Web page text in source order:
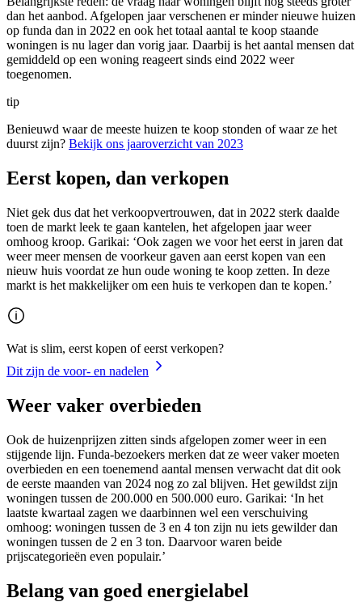
dan het aanbod. Afgelopen jaar verschenen er minder nieuwe huizen
op funda dan in 2022 en ook het totaal aantal te koop staande
woningen is nu lager dan vorig jaar. Daarbij is het aantal mensen dat
gemiddeld op een woning reageert sinds eind 2022 weer
toegenomen.
tip
Benieuwd waar de meeste huizen te koop stonden of waar ze het
duurst zijn? Bekijk ons jaaroverzicht van 2023
Eerst kopen, dan verkopen
Niet gek dus dat het verkoopvertrouwen, dat in 2022 sterk daalde
toen de markt leek te gaan kantelen, het afgelopen jaar weer
omhoog kroop. Garikai: ‘Ook zagen we voor het eerst in jaren dat
weer meer mensen de voorkeur gaven aan eerst kopen van een
nieuw huis voordat ze hun oude woning te koop zetten. In deze
markt is het makkelijker om een huis te verkopen dan te kopen.’
Wat is slim, eerst kopen of eerst verkopen?
Dit zijn de voor- en nadelen
Weer vaker overbieden
Ook de huizenprijzen zitten sinds afgelopen zomer weer in een
stijgende lijn. Funda-bezoekers merken dat ze weer vaker moeten
overbieden en een toenemend aantal mensen verwacht dat dit ook
de eerste maanden van 2024 nog zo zal blijven. Het gewildst zijn
woningen tussen de 200.000 en 500.000 euro. Garikai: ‘In het
laatste kwartaal zagen we daarbinnen wel een verschuiving
omhoog: woningen tussen de 3 en 4 ton zijn nu iets gewilder dan
woningen tussen de 2 en 3 ton. Daarvoor waren beide
prijscategorieën even populair.’
Belang van goed energielabel